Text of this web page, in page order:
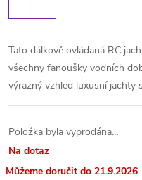
Tato dálkově ovládaná RC
všechny fanoušky vodních
výrazný vzhled luxusní jachty
Položka byla vyprodána…
Na dotaz
21.9.2026